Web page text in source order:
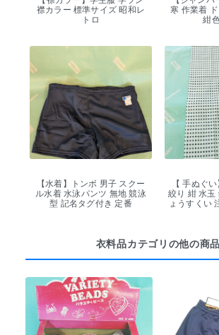
襟カラー 標準サイズ 昭和レ
トロ
寒 作業着
紺
【水着】トンボ 男子 スクー
ル水着 水泳パンツ 無地 競泳
型 記名タグ付き 定番
【 手ぬぐ
絞り 紺 水玉
ょうすくい
衣料品カテゴリの他の商品